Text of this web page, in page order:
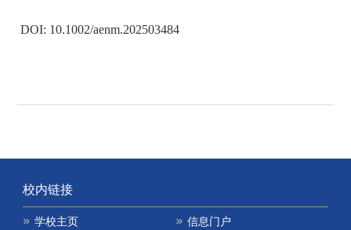
DOI: 10.1002/aenm.202503484
校内链接
学校主页 信息门户